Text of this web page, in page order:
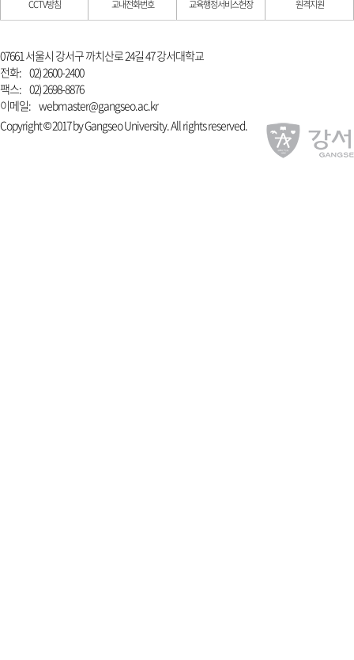
CCTV방침 교내전화번호 교육행정서비스헌장 원격지원
07661 서울시 강서구 까치산로 24길 47 강서대학교
전화: 02) 2600-2400
팩스: 02) 2698-8876
이메일: webmaster@gangseo.ac.kr
Copyright © 2017 by Gangseo University. All rights reserved.